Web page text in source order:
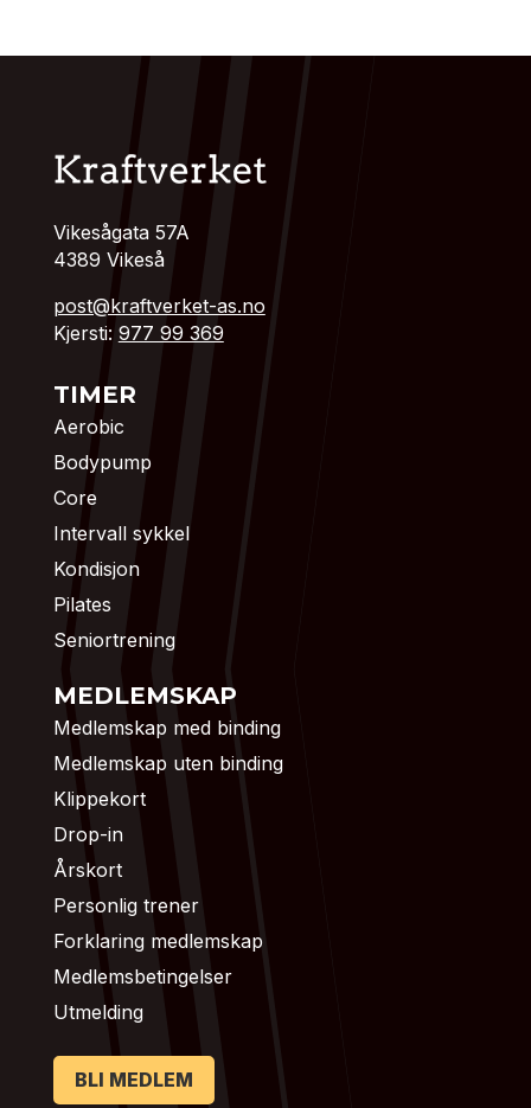
Vikesågata 57A
4389 Vikeså
post@kraftverket-as.no
Kjersti: 977 99 369
TIMER
Aerobic
Bodypump
Core
Intervall sykkel
Kondisjon
Pilates
Seniortrening
MEDLEMSKAP
Medlemskap med binding
Medlemskap uten binding
Klippekort
Drop-in
Årskort
Personlig trener
Forklaring medlemskap
Medlemsbetingelser
Utmelding
BLI MEDLEM